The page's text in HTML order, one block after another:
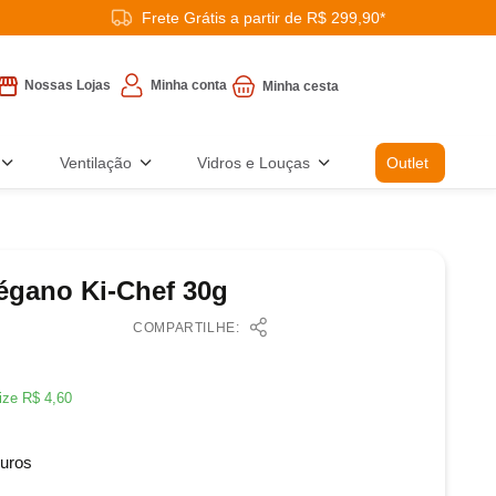
Frete Grátis a partir de R$ 299,90*
Nossas Lojas Minha conta
Ventilação Vidros e Louças Outlet
Ki-Chef 30g
COMPARTILHE:
R$ 4,60